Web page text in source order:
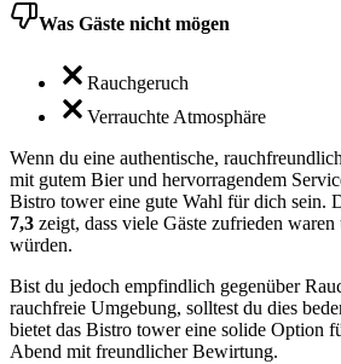
Was Gäste nicht mögen
Rauchgeruch
Verrauchte Atmosphäre
Wenn du eine authentische,
mit gutem Bier und hervorragendem
Bistro tower eine gute Wahl für dich sein.
7,3 zeigt, dass viele Gäste zufrieden
würden.
Bist du jedoch empfindlich gegenüber
rauchfreie Umgebung, solltest du dies
bietet das Bistro tower eine solide Option
Abend mit freundlicher Bewirtung.